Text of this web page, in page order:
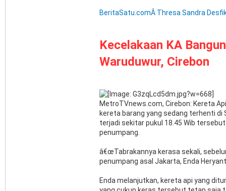
BeritaSatu.comÂ Thresa Sandra
Kecelakaan KA
Waruduwur, Cirebon
MetroTVnews.com, Cirebon: Kereta
kereta barang yang sedang terhenti di
terjadi sekitar pukul 18.45 Wib
penumpang.
â€œTabrakannya kerasa sekali,
penumpang asal Jakarta, Enda
Enda melanjutkan, kereta api yang